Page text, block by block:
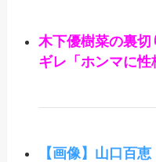
木下優樹菜の裏
ギレ「ホンマに性
【画像】山口百